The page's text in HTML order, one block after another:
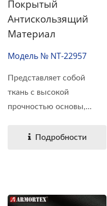
Покрытый
Антискользящий
Материал
Модель № NT-22957
Представляет собой
ткань с высокой
прочностью основы,...
Подробности